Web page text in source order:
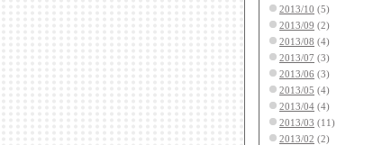
2013/10 (5)
2013/09 (2)
2013/08 (4)
2013/07 (3)
2013/06 (3)
2013/05 (4)
2013/04 (4)
2013/03 (11)
2013/02 (2)